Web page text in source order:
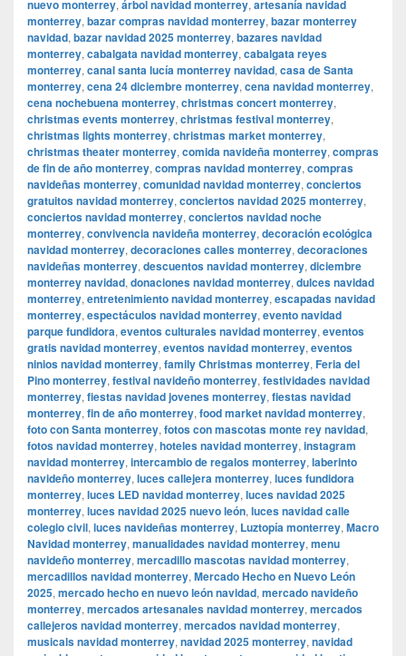
nuevo monterrey, árbol navidad monterrey, artesanía navidad
monterrey, bazar compras navidad monterrey, bazar monterrey
navidad, bazar navidad 2025 monterrey, bazares navidad
monterrey, cabalgata navidad monterrey, cabalgata reyes
monterrey, canal santa lucía monterrey navidad, casa de Santa
monterrey, cena 24 diciembre monterrey, cena navidad monterrey,
cena nochebuena monterrey, christmas concert monterrey,
christmas events monterrey, christmas festival monterrey,
christmas lights monterrey, christmas market monterrey,
christmas theater monterrey, comida navideña monterrey, compras
de fin de año monterrey, compras navidad monterrey, compras
navideñas monterrey, comunidad navidad monterrey, conciertos
gratuitos navidad monterrey, conciertos navidad 2025 monterrey,
conciertos navidad monterrey, conciertos navidad noche
monterrey, convivencia navideña monterrey, decoración ecológica
navidad monterrey, decoraciones calles monterrey, decoraciones
navideñas monterrey, descuentos navidad monterrey, diciembre
monterrey navidad, donaciones navidad monterrey, dulces navidad
monterrey, entretenimiento navidad monterrey, escapadas navidad
monterrey, espectáculos navidad monterrey, evento navidad
parque fundidora, eventos culturales navidad monterrey, eventos
gratis navidad monterrey, eventos navidad monterrey, eventos
ninios navidad monterrey, family Christmas monterrey, Feria del
Pino monterrey, festival navideño monterrey, festividades navidad
monterrey, fiestas navidad jovenes monterrey, fiestas navidad
monterrey, fin de año monterrey, food market navidad monterrey,
foto con Santa monterrey, fotos con mascotas monte rey navidad,
fotos navidad monterrey, hoteles navidad monterrey, instagram
navidad monterrey, intercambio de regalos monterrey, laberinto
navideño monterrey, luces callejera monterrey, luces fundidora
monterrey, luces LED navidad monterrey, luces navidad 2025
monterrey, luces navidad 2025 nuevo león, luces navidad calle
colegio civil, luces navideñas monterrey, Luztopía monterrey, Macro
Navidad monterrey, manualidades navidad monterrey, menu
navideño monterrey, mercadillo mascotas navidad monterrey,
mercadillos navidad monterrey, Mercado Hecho en Nuevo León
2025, mercado hecho en nuevo león navidad, mercado navideño
monterrey, mercados artesanales navidad monterrey, mercados
callejeros navidad monterrey, mercados navidad monterrey,
musicals navidad monterrey, navidad 2025 monterrey, navidad